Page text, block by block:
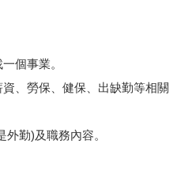
個事業。
、勞保、健保、出缺勤等相關
勤)及職務內容。